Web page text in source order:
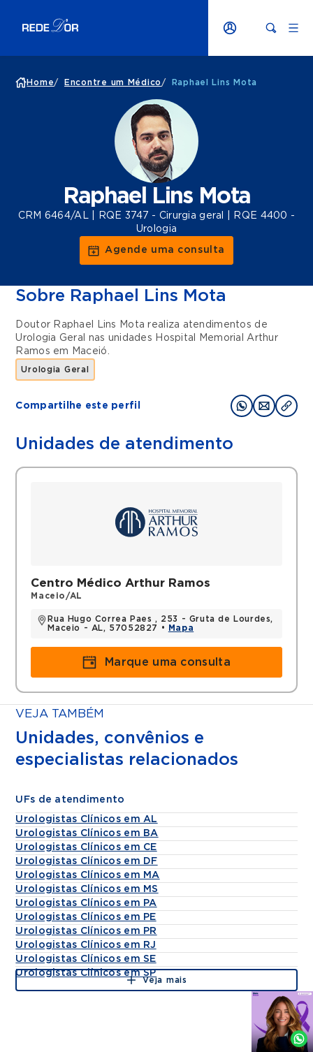
Home/ Encontre um Médico / Raphael Lins Mota
Raphael Lins Mota
CRM 6464/AL | RQE 3747 - Cirurgia geral | RQE 4400 -
Urologia
Agende uma consulta
Sobre Raphael Lins Mota
Doutor Raphael Lins Mota realiza atendimentos de
Urologia Geral
nas unidades Hospital Memorial Arthur
Ramos em Maceió.
Urologia Geral
Compartilhe este perfil
Unidades de atendimento
Centro Médico Arthur Ramos
Maceio/AL
Rua Hugo Correa Paes , 253 - Gruta de Lourdes,
Maceio - AL, 57052827 •
Mapa
Marque uma consulta
VEJA TAMBÉM
Unidades, convênios e
especialistas relacionados
UFs de atendimento
Urologistas Clínicos em AL
Urologistas Clínicos em BA
Urologistas Clínicos em CE
Urologistas Clínicos em DF
Urologistas Clínicos em MA
Urologistas Clínicos em MS
Urologistas Clínicos em PA
Urologistas Clínicos em PE
Urologistas Clínicos em PR
Urologistas Clínicos em RJ
Urologistas Clínicos em SE
Urologistas Clínicos em SP
Veja mais
Agende
Whatsapp